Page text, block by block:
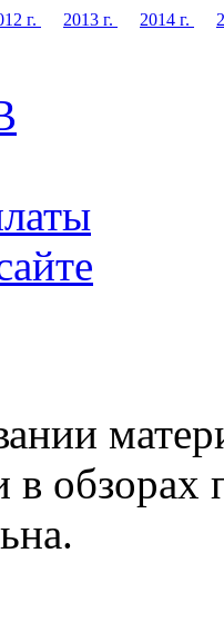
г. 2013 г. 2014 г.
в обзорах